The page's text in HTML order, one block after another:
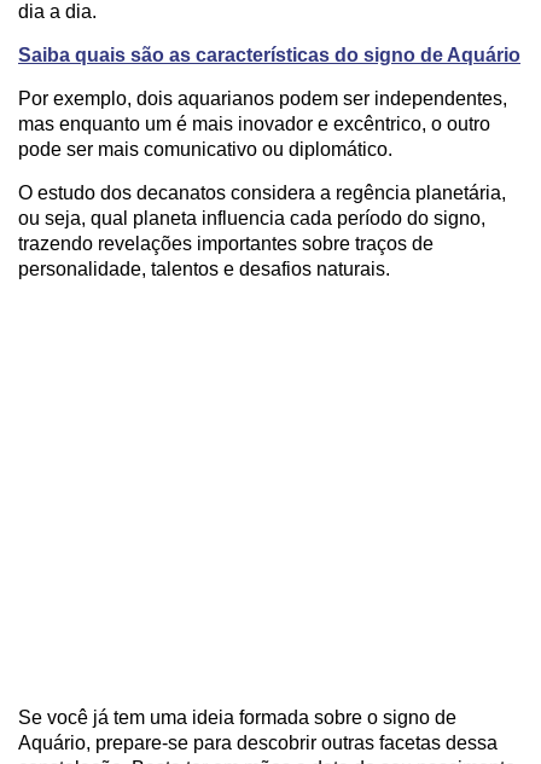
dia a dia.
Saiba quais são as características do signo de Aquário
Por exemplo, dois aquarianos podem ser independentes,
mas enquanto um é mais inovador e excêntrico, o outro
pode ser mais comunicativo ou diplomático.
O estudo dos decanatos considera a regência planetária,
ou seja, qual planeta influencia cada período do signo,
trazendo revelações importantes sobre traços de
personalidade, talentos e desafios naturais.
Se você já tem uma ideia formada sobre o signo de
Aquário, prepare-se para descobrir outras facetas dessa